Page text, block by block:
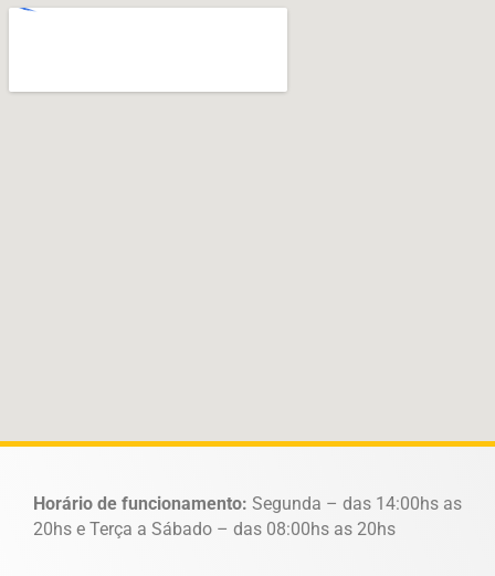
Horário de funcionamento: Segunda – das 14:00hs as
20hs e Terça a Sábado – das 08:00hs as 20hs